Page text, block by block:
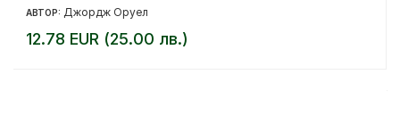
АВТОР: Джордж Оруел
12.78 EUR (25.00 лв.)